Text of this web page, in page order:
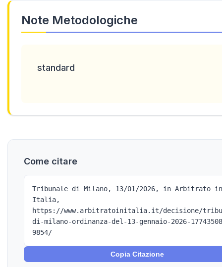
Note Metodologiche
standard
Come citare
Tribunale di Milano, 13/01/2026, in Arbitrato in
Italia,
https://www.arbitratoinitalia.it/decisione/
di-milano-ordinanza-del-13-gennaio-2026-
9854/
Copia Citazione